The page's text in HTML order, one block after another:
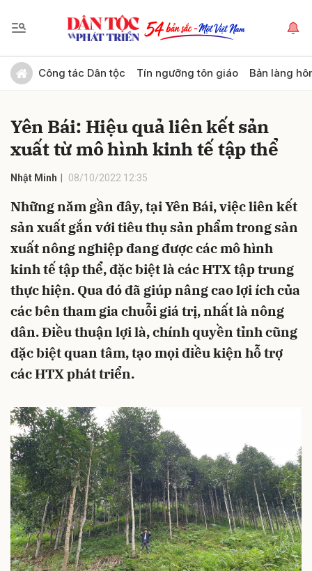
Công tác Dân tộc Tín ngưỡng tôn giáo Bản làng
Yên Bái: Hiệu quả liên kết sản
xuất từ mô hình kinh tế tập thể
Nhật Minh 08/10/2022 12:35
Những năm gần đây, tại Yên Bái, việc liên kết
sản xuất gắn với tiêu thụ sản phẩm trong sản
xuất nông nghiệp đang được các mô hình
kinh tế tập thể, đặc biệt là các HTX tập trung
thực hiện. Qua đó đã giúp nâng cao lợi ích của
các bên tham gia chuỗi giá trị, nhất là nông
dân. Điều thuận lợi là, chính quyền tỉnh cũng
đặc biệt quan tâm, tạo mọi điều kiện hỗ trợ
các HTX phát triển.
Gửi bình luận
Hủy Gửi